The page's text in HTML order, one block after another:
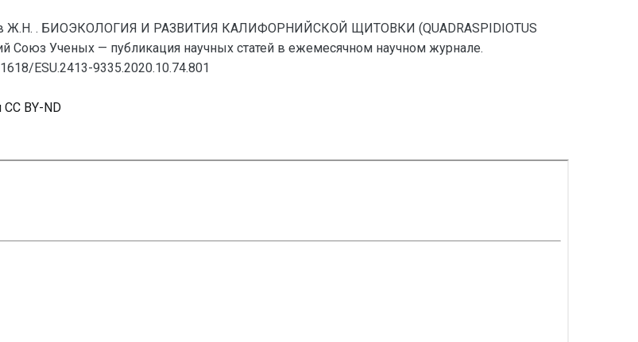
Ж.Н. . БИОЭКОЛОГИЯ И РАЗВИТИЯ КАЛИФОРНИЙСКОЙ ЩИТОВКИ (QUADRASPIDIOTUS
Союз Ученых — публикация научных статей в ежемесячном научном журнале.
ESU.2413-9335.2020.10.74.801
BY-ND